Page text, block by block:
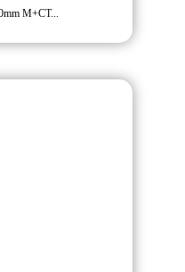
M+CT...